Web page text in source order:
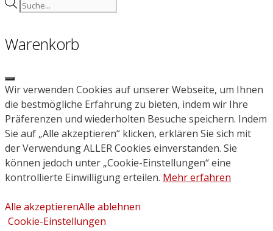
Products
Warenkorb
Close
Wir verwenden Cookies auf unserer Webseite, um Ihnen
die bestmögliche Erfahrung zu bieten, indem wir Ihre
Präferenzen und wiederholten Besuche speichern. Indem
Sie auf „Alle akzeptieren“ klicken, erklären Sie sich mit
der Verwendung ALLER Cookies einverstanden. Sie
können jedoch unter „Cookie-Einstellungen“ eine
kontrollierte Einwilligung erteilen. Mehr erfahren
Alle akzeptierenAlle ablehnen
Cookie-Einstellungen